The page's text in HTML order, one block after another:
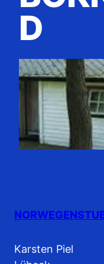
D
Karsten Piel